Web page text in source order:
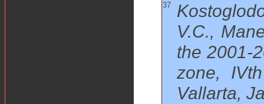
37
V.C.,
the 2001-
zone,
Vallarta,